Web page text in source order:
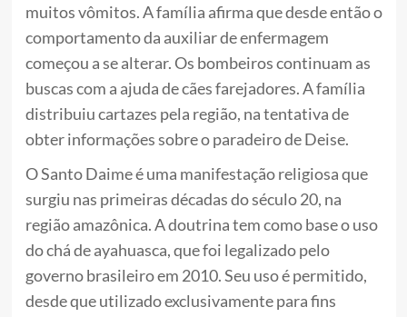
muitos vômitos. A família afirma que desde então o
comportamento da auxiliar de enfermagem
começou a se alterar. Os bombeiros continuam as
buscas com a ajuda de cães farejadores. A família
distribuiu cartazes pela região, na tentativa de
obter informações sobre o paradeiro de Deise.
O Santo Daime é uma manifestação religiosa que
surgiu nas primeiras décadas do século 20, na
região amazônica. A doutrina tem como base o uso
do chá de ayahuasca, que foi legalizado pelo
governo brasileiro em 2010. Seu uso é permitido,
desde que utilizado exclusivamente para fins